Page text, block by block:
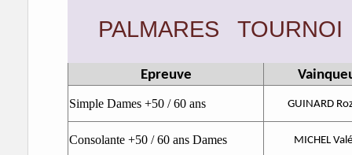
PALMARES
Epreuve
Simple Dames +50 / 60 ans GUINARD
Consolante +50 / 60 ans Dames MICHEL